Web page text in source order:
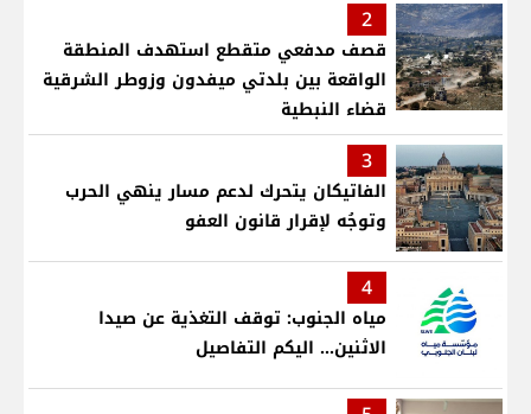
2
قصف مدفعي متقطع استهدف المنطقة
الواقعة بين بلدتي ميفدون وزوطر الشرقية
قضاء النبطية
3
الفاتيكان يتحرك لدعم مسار ينهي الحرب
وتوجُه لإقرار قانون العفو
4
مياه الجنوب: توقف التغذية عن صيدا
الاثنين... اليكم التفاصيل